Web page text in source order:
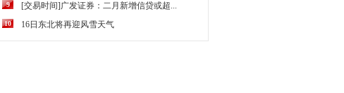
9 [交易时间]广发证券：二月新增信贷或超...
10 16日东北将再迎风雪天气